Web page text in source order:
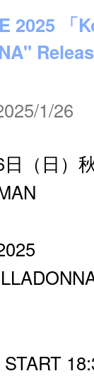
2025 「
1/26
日（日）